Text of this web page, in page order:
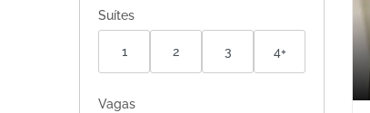
Suítes
1 2 3 4+
Vagas